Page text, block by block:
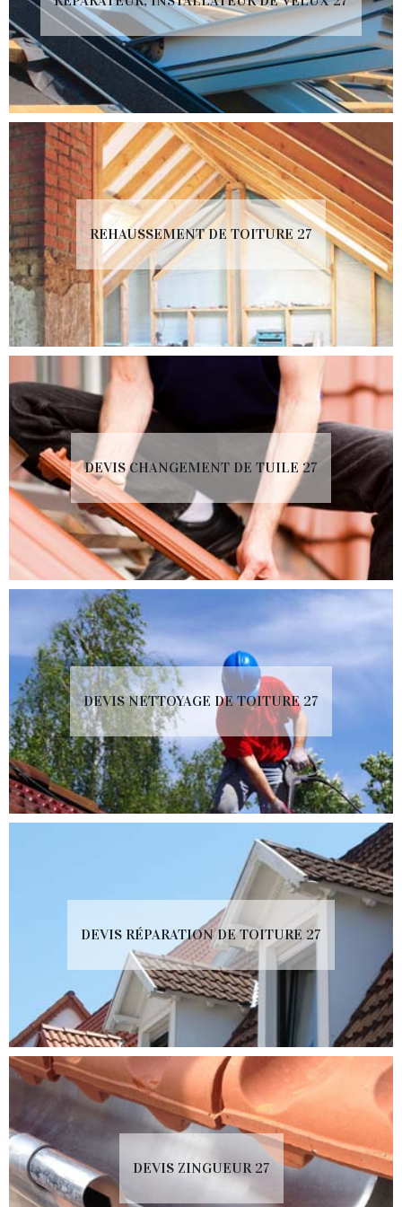
REHAUSSEMENT DE TOITURE 27
DEVIS CHANGEMENT DE TUILE 27
DEVIS NETTOYAGE DE TOITURE 27
DEVIS RÉPARATION DE TOITURE 27
DEVIS ZINGUEUR 27